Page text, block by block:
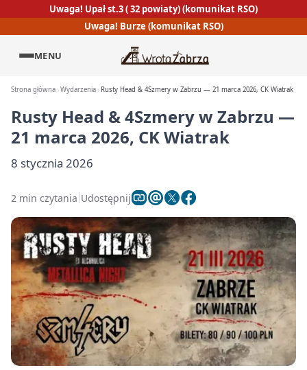
Uwaga! Upał st.3 ( 32 powiaty) (komunikat RSO)
Uwaga! Burze (komunikat RSO)
MENU
Strona główna Wydarzenia Rusty Head & 4Szmery w Zabrzu — 21 marca 2026, CK Wiatrak
Rusty Head & 4Szmery w Zabrzu —
21 marca 2026, CK Wiatrak
8 stycznia 2026
2 min czytania Udostępnij